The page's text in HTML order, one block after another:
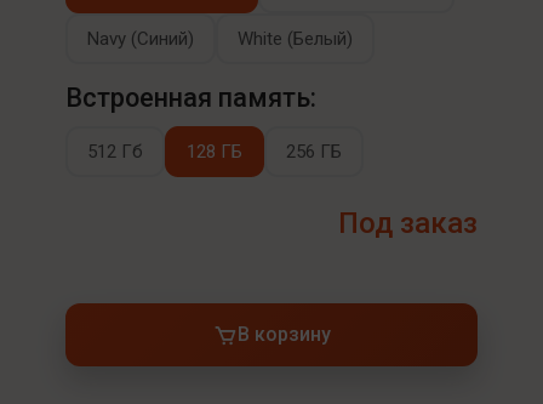
Navy (Синий) White (Белый)
Встроенная память:
512 Гб 128 ГБ 256 ГБ
Под заказ
В корзину